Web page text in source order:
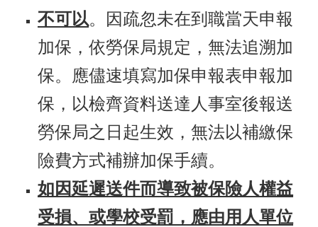
不可以。因疏忽未在到職當天申報
加保，依勞保局規定，無法追溯加
保。應儘速填寫加保申報表申報加
保，以檢齊資料送達人事室後報送
勞保局之日起生效，無法以補繳保
險費方式補辦加保手續。
如因延遲送件而導致被保險人權益
受損、或學校受罰，應由用人單位